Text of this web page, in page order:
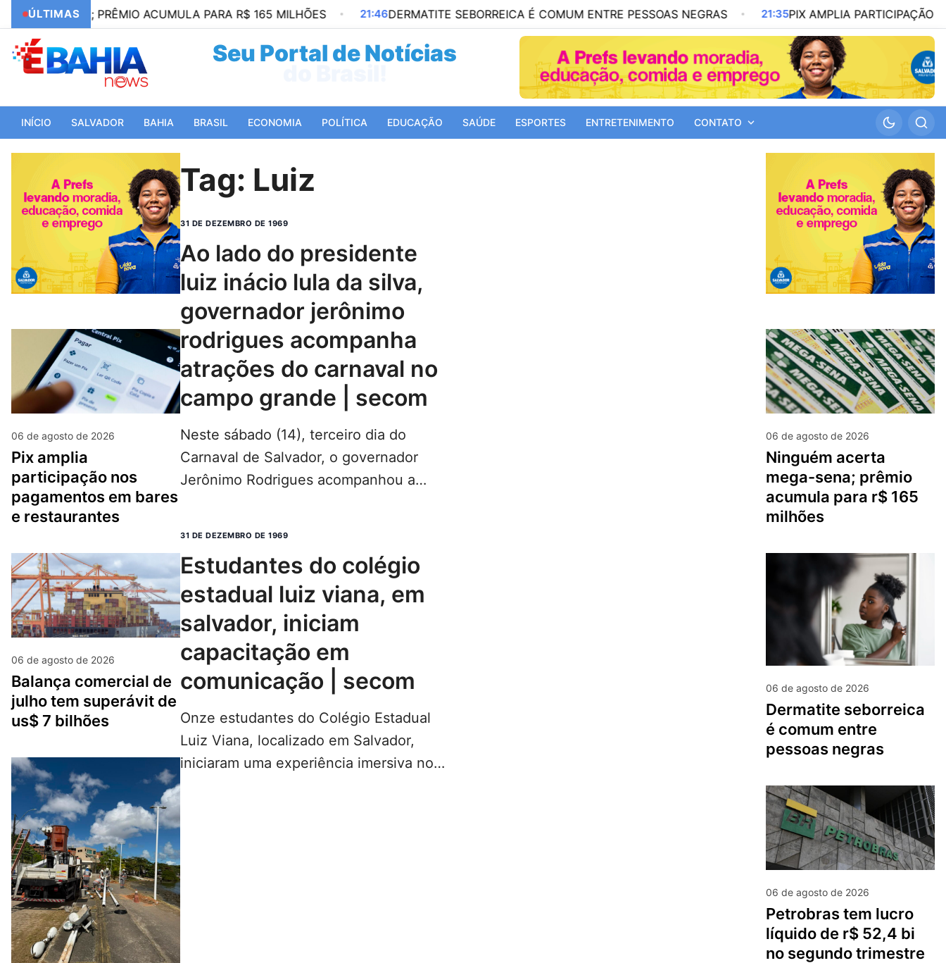
ÚLTIMAS
SENA; PRÊMIO ACUMULA PARA R$ 165 MILHÕES 21:46 DERMATITE SEBORREICA É COMUM ENTRE PESSOAS NEGRAS 21:35PIX AMPLIA PARTICIPAÇÃO NOS
Seu Portal de Notícias
INÍCIO SALVADOR BAHIA BRASIL ECONOMIA POLÍTICA EDUCAÇÃO SAÚDE ESPORTES ENTRETENIMENTO CONTATO
06 de agosto de 2026
pix amplia
participação nos
pagamentos em bares
e restaurantes
06 de agosto de 2026
balança comercial de
julho tem superávit de
us$ 7 bilhões
Tag: Luiz
31 DE DEZEMBRO DE 1969
ao lado do presidente
luiz inácio lula da silva,
governador jerônimo
rodrigues acompanha
atrações do carnaval no
campo grande | secom
Neste sábado (14), terceiro dia do
Carnaval de Salvador, o governador
Jerônimo Rodrigues acompanhou a
31 DE DEZEMBRO DE 1969
estudantes do colégio
estadual luiz viana, em
salvador, iniciam
capacitação em
comunicação | secom
Onze estudantes do Colégio Estadual
Luiz Viana, localizado em Salvador,
iniciaram uma experiência imersiva no
06 de agosto de 2026
ninguém acerta
mega-sena; prêmio
acumula para r$ 165
milhões
06 de agosto de 2026
dermatite seborreica
é comum entre
pessoas negras
06 de agosto de 2026
petrobras tem lucro
líquido de r$ 52,4 bi
no segundo trimestre